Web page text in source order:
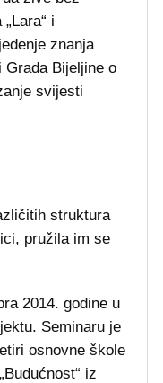
i
znanja
Bijeljine o
svijesti
struktura
pružila im se
2014. godine u
Seminaru je
osnovne škole
iz